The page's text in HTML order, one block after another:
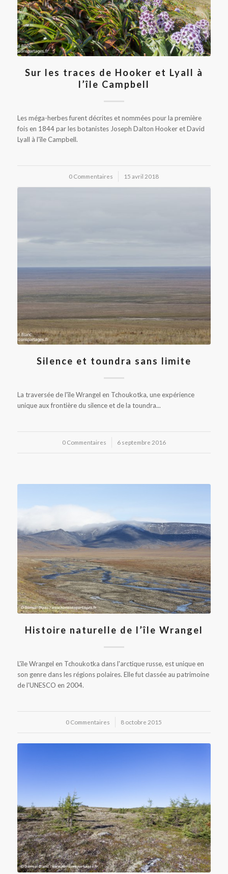
Sur les traces de Hooker et Lyall à
l’île Campbell
Les méga-herbes furent décrites et nommées pour la première
fois en 1844 par les botanistes Joseph Dalton Hooker et David
Lyall à l'île Campbell.
0 Commentaires
/ 15 avril 2018
Silence et toundra sans limite
La traversée de l'île Wrangel en Tchoukotka, une expérience
unique aux frontière du silence et de la toundra...
0 Commentaires
/ 6 septembre 2016
Histoire naturelle de l’île Wrangel
L'île Wrangel en Tchoukotka dans l'arctique russe, est unique en
son genre dans les régions polaires. Elle fut classée au patrimoine
de l'UNESCO en 2004.
0 Commentaires
/ 8 octobre 2015